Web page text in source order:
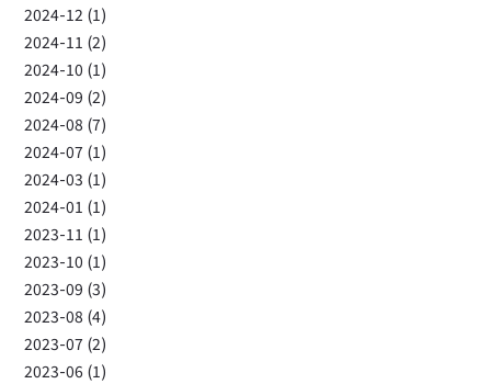
2024-12 (1)
2024-11 (2)
2024-10 (1)
2024-09 (2)
2024-08 (7)
2024-07 (1)
2024-03 (1)
2024-01 (1)
2023-11 (1)
2023-10 (1)
2023-09 (3)
2023-08 (4)
2023-07 (2)
2023-06 (1)